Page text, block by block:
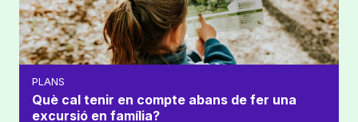
PLANS
Què cal tenir en compte abans de fer una
excursió en família?